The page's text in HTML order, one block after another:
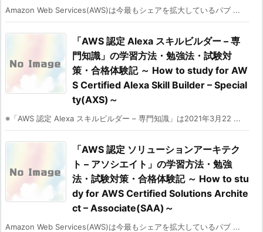
Amazon Web Services(AWS)は今最もシェアを拡大しているパブ ...
「AWS 認定 Alexa スキルビルダー – 専
門知識」の学習方法・勉強法・試験対
策・合格体験記 ～ How to study for AW
S Certified Alexa Skill Builder – Special
ty(AXS)～
※「AWS 認定 Alexa スキルビルダー – 専門知識」は2021年3月22 ...
「AWS 認定 ソリューションアーキテク
ト – アソシエイト」の学習方法・勉強
法・試験対策・合格体験記 ～ How to stu
dy for AWS Certified Solutions Archite
ct – Associate(SAA)～
Amazon Web Services(AWS)は今最もシェアを拡大しているパブ ...